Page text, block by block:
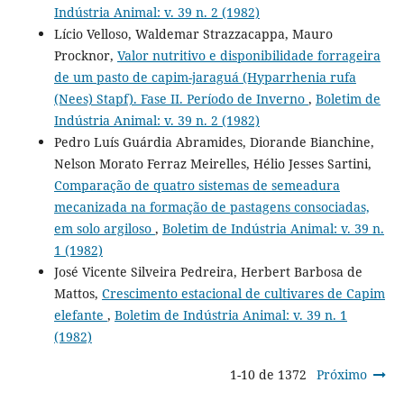
Indústria Animal: v. 39 n. 2 (1982)
Lício Velloso, Waldemar Strazzacappa, Mauro
Procknor, Valor nutritivo e disponibilidade forrageira
de um pasto de capim-jaraguá (Hyparrhenia rufa
(Nees) Stapf). Fase II. Período de Inverno , Boletim de
Indústria Animal: v. 39 n. 2 (1982)
Pedro Luís Guárdia Abramides, Diorande Bianchine,
Nelson Morato Ferraz Meirelles, Hélio Jesses Sartini,
Comparação de quatro sistemas de semeadura
mecanizada na formação de pastagens consociadas,
em solo argiloso , Boletim de Indústria Animal: v. 39 n.
1 (1982)
José Vicente Silveira Pedreira, Herbert Barbosa de
Mattos, Crescimento estacional de cultivares de Capim
elefante , Boletim de Indústria Animal: v. 39 n. 1
(1982)
1-10 de 1372 Próximo